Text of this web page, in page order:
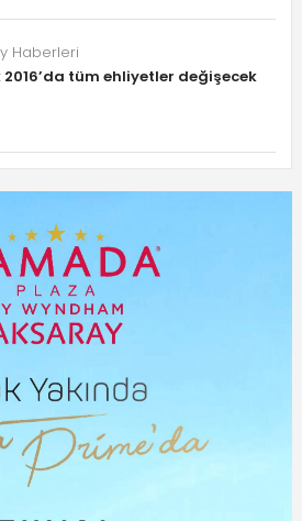
Haberleri
2016’da tüm ehliyetler değişecek